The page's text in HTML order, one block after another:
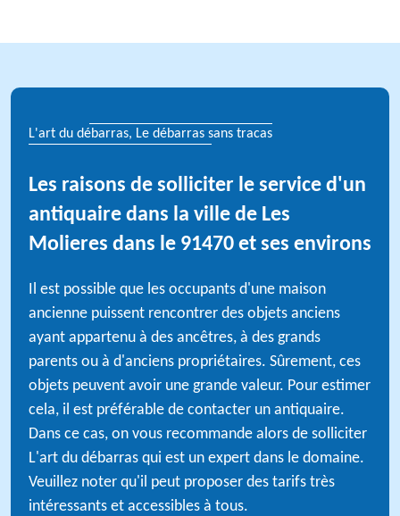
L'art du débarras, Le débarras sans tracas
Les raisons de solliciter le service d'un
antiquaire dans la ville de Les
Molieres dans le 91470 et ses environs
Il est possible que les occupants d'une maison
ancienne puissent rencontrer des objets anciens
ayant appartenu à des ancêtres, à des grands
parents ou à d'anciens propriétaires. Sûrement, ces
objets peuvent avoir une grande valeur. Pour estimer
cela, il est préférable de contacter un antiquaire.
Dans ce cas, on vous recommande alors de solliciter
L'art du débarras qui est un expert dans le domaine.
Veuillez noter qu'il peut proposer des tarifs très
intéressants et accessibles à tous.